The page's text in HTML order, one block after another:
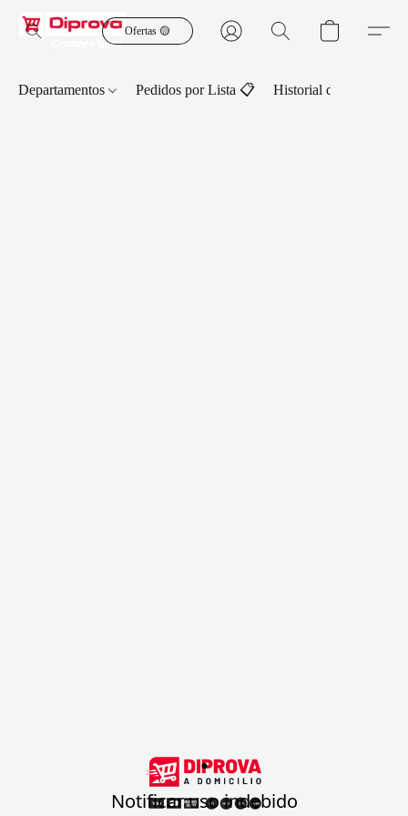
Ofertas 🟡
Departamentos Pedidos por Lista 📋 Historial de Pedidos
.
Notificar uso indebido